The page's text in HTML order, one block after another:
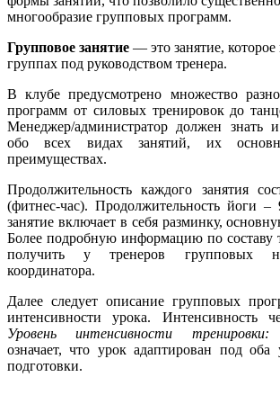
многообразие групповых программ.
Групповое занятие — это занятие, которое
группах под руководством тренера.
В клубе предусмотрено множество
программ от силовых тренировок до
Менеджер/администратор должен знать и
обо всех видах занятий, их
преимуществах.
Продолжительность каждого занятия
(фитнес-час). Продолжительность йоги
занятие включает в себя разминку,
Более подробную информацию по составу
получить у тренеров групповых
координатора.
Далее следует описание групповых
интенсивности урока. Интенсивность
Уровень интенсивности
тренировки:
означает, что урок адаптирован под оба
подготовки.